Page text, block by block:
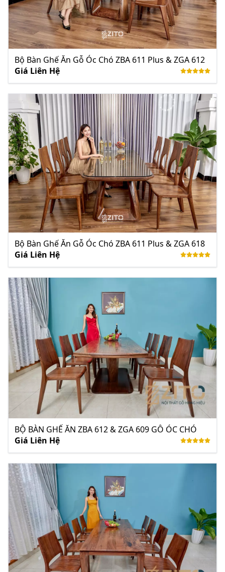
Bộ Bàn Ghế Ăn Gỗ Óc Chó ZBA 611 Plus & ZGA 612
Giá Liên Hệ
Bộ Bàn Ghế Ăn Gỗ Óc Chó ZBA 611 Plus & ZGA 618
Giá Liên Hệ
BỘ BÀN GHẾ ĂN ZBA 612 & ZGA 609 GỖ ÓC CHÓ
Giá Liên Hệ